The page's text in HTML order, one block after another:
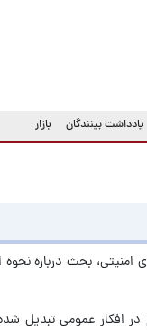
یادداشت بینندگان بازار
بحث درباره نحوه
افکار عمومی تبدیل